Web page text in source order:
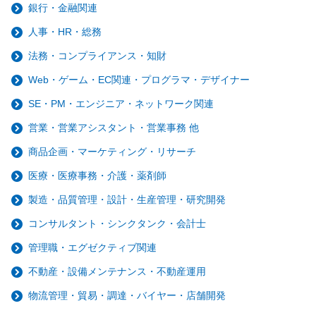
銀行・金融関連
人事・HR・総務
法務・コンプライアンス・知財
Web・ゲーム・EC関連・プログラマ・デザイナー
SE・PM・エンジニア・ネットワーク関連
営業・営業アシスタント・営業事務 他
商品企画・マーケティング・リサーチ
医療・医療事務・介護・薬剤師
製造・品質管理・設計・生産管理・研究開発
コンサルタント・シンクタンク・会計士
管理職・エグゼクティブ関連
不動産・設備メンテナンス・不動産運用
物流管理・貿易・調達・バイヤー・店舗開発